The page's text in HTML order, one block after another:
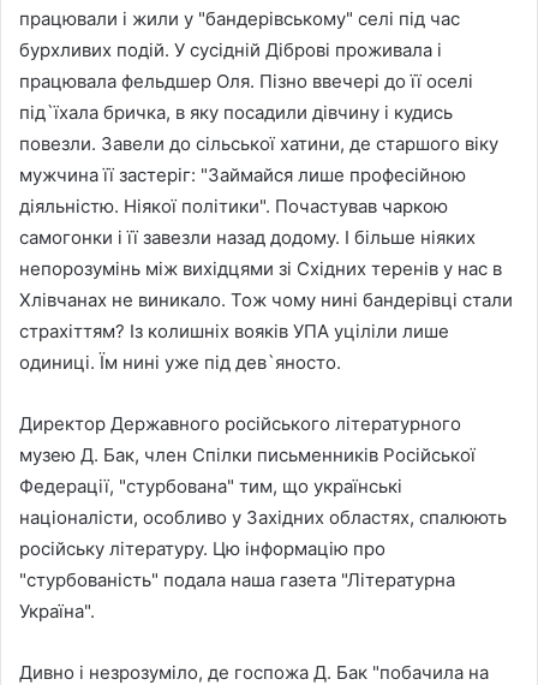
працювали і жили у "бандерівському" селі під час
бурхливих подій. У сусідній Діброві проживала і
працювала фельдшер Оля. Пізно ввечері до її оселі
під`їхала бричка, в яку посадили дівчину і кудись
повезли. Завели до сільської хатини, де старшого віку
мужчина її застеріг: "Займайся лише професійною
діяльністю. Ніякої політики". Почастував чаркою
самогонки і її завезли назад додому. І більше ніяких
непорозумінь між вихідцями зі Східних теренів у нас в
Хлівчанах не виникало. Тож чому нині бандерівці стали
страхіттям? Із колишніх вояків УПА уціліли лише
одиниці. Їм нині уже під дев`яносто.
Директор Державного російського літературного
музею Д. Бак, член Спілки письменників Російської
Федерації, "стурбована" тим, що українські
націоналісти, особливо у Західних областях, спалюють
російську літературу. Цю інформацію про
"стурбованість" подала наша газета "Літературна
Україна".
Дивно і незрозуміло, де госпожа Д. Бак "побачила на